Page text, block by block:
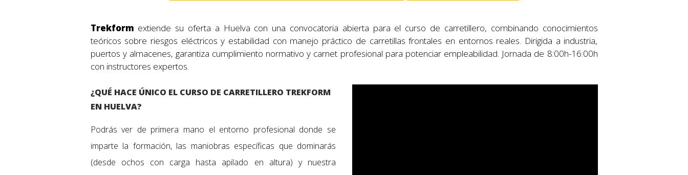
Trekform extiende su oferta a Huelva con una convocatoria abierta para el curso de carretillero, combinando conocimientos
teóricos sobre riesgos eléctricos y estabilidad con manejo práctico de carretillas frontales en entornos reales. Dirigida a industria,
puertos y almacenes, garantiza cumplimiento normativo y carnet profesional para potenciar empleabilidad. Jornada de 8:00h-16:00h
con instructores expertos. ​
¿QUÉ HACE ÚNICO EL CURSO DE CARRETILLERO TREKFORM
EN HUELVA?
Podrás ver de primera mano el entorno profesional donde se
imparte la formación, las maniobras específicas que dominarás
(desde ochos con carga hasta apilado en altura) y nuestra